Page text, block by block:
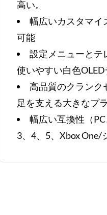
高い。
幅広いカスタマイ
可能
設定メニューとテ
使いやすい白色
高品質のクランク
足を支える大きなプ
幅広い互換性（
3、4、5、Xbox One/